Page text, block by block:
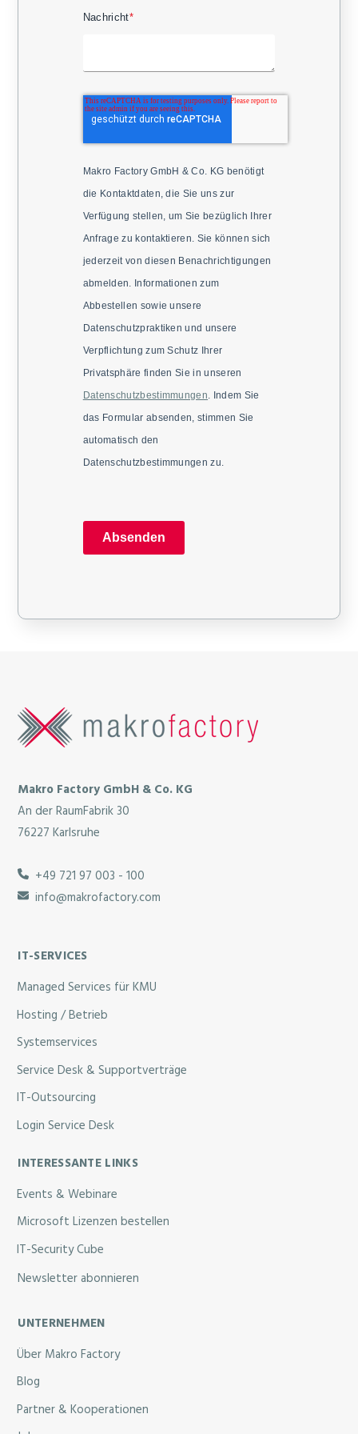
Nachricht*
Makro Factory GmbH & Co. KG benötigt
die Kontaktdaten, die Sie uns zur
Verfügung stellen, um Sie bezüglich Ihrer
Anfrage zu kontaktieren. Sie können sich
jederzeit von diesen Benachrichtigungen
abmelden. Informationen zum
Abbestellen sowie unsere
Datenschutzpraktiken und unsere
Verpflichtung zum Schutz Ihrer
Privatsphäre finden Sie in unseren
Datenschutzbestimmungen. Indem Sie
das Formular absenden, stimmen Sie
automatisch den
Datenschutzbestimmungen zu.
Absenden
Makro Factory GmbH & Co. KG
An der RaumFabrik 30
76227 Karlsruhe
+49 721 97 003 - 100
info@makrofactory.com
IT-SERVICES
Managed Services für KMU
Hosting / Betrieb
Systemservices
Service Desk & Supportverträge
IT-Outsourcing
Login Service Desk
INTERESSANTE LINKS
Events & Webinare
Microsoft Lizenzen bestellen
IT-Security Cube
Newsletter abonnieren
UNTERNEHMEN
Über Makro Factory
Blog
Partner & Kooperationen